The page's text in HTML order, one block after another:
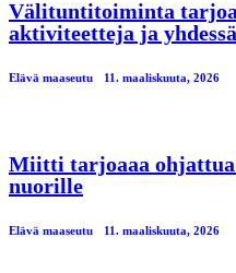
Välituntitoiminta
aktiviteetteja ja
Elävä maaseutu 11. maaliskuuta, 2026
Miitti tarjoaaa ohjattua
nuorille
Elävä maaseutu 11. maaliskuuta, 2026